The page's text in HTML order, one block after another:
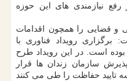
نیازمندی های این حوزه
و قضایی را همچون اقدامات
برگزاری رویداد فناوری با
بوده است. در این رویداد طرح
پذیرش سازمان زندان ها قرار
تایید حفاظت را طی می کنند